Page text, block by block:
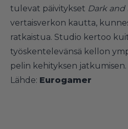
tulevat päivitykset Dark and
vertaisverkon kautta,
ratkaistua. Studio kertoo
työskentelevänsä kellon
pelin kehityksen jatkumisen.
Lähde: Eurogamer